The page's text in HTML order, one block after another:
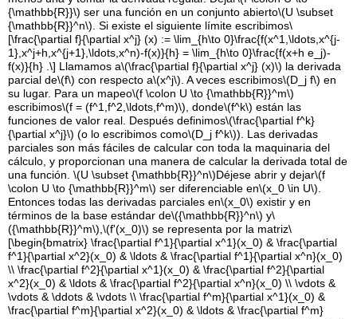
{\mathbb{R}}\) ser una función en un conjunto abierto\(U \subset
{\mathbb{R}}^n\) . Si existe el siguiente límite escribimos\
[\frac{\partial f}{\partial x^j} (x) := \lim_{h\to 0}\frac{f(x^1,\ldots,x^{j-
1},x^j+h,x^{j+1},\ldots,x^n)-f(x)}{h} = \lim_{h\to 0}\frac{f(x+h e_j)-
f(x)}{h} .\] Llamamos a\(\frac{\partial f}{\partial x^j} (x)\) la derivada
parcial de\(f\) con respecto a\(x^j\) . A veces escribimos\(D_j f\) en
su lugar. Para un mapeo\(f \colon U \to {\mathbb{R}}^m\)
escribimos\(f = (f^1,f^2,\ldots,f^m)\) , donde\(f^k\) están las
funciones de valor real. Después definimos\(\frac{\partial f^k}
{\partial x^j}\) (o lo escribimos como\(D_j f^k\)). Las derivadas
parciales son más fáciles de calcular con toda la maquinaria del
cálculo, y proporcionan una manera de calcular la derivada total de
una función.\(U \subset {\mathbb{R}}^n\)Déjese abrir y dejar\(f
\colon U \to {\mathbb{R}}^m\) ser diferenciable en\(x_0 \in U\)
Entonces todas las derivadas parciales en\(x_0\) existir y en
términos de la base estándar de\({\mathbb{R}}^n\) y\
({\mathbb{R}}^m\) ,\(f'(x_0)\) se representa por la matriz\
[\begin{bmatrix} \frac{\partial f^1}{\partial x^1}(x_0) & \frac{\partial
f^1}{\partial x^2}(x_0) & \ldots & \frac{\partial f^1}{\partial x^n}(x_0)
\\ \frac{\partial f^2}{\partial x^1}(x_0) & \frac{\partial f^2}{\partial
x^2}(x_0) & \ldots & \frac{\partial f^2}{\partial x^n}(x_0) \\ \vdots &
\vdots & \ddots & \vdots \\ \frac{\partial f^m}{\partial x^1}(x_0) &
\frac{\partial f^m}{\partial x^2}(x_0) & \ldots & \frac{\partial f^m}